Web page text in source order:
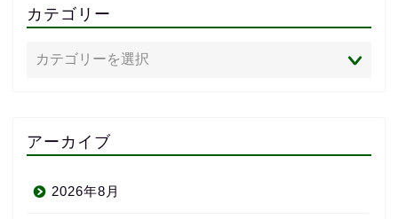
カテゴリー
アーカイブ
2026年8月